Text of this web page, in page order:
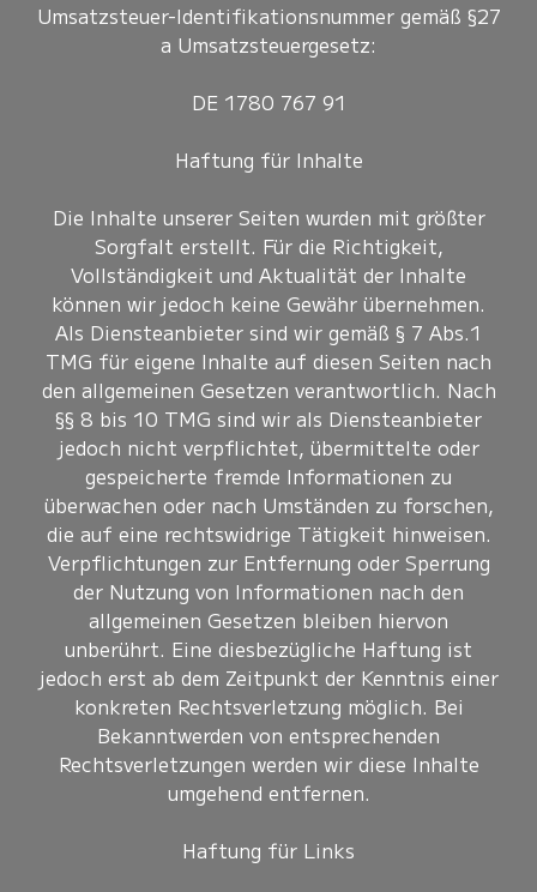
Umsatzsteuer-Identifikationsnummer gemäß §27
a Umsatzsteuergesetz:
DE 1780 767 91
Haftung für Inhalte
Die Inhalte unserer Seiten wurden mit größter
Sorgfalt erstellt. Für die Richtigkeit,
Vollständigkeit und Aktualität der Inhalte
können wir jedoch keine Gewähr übernehmen.
Als Diensteanbieter sind wir gemäß § 7 Abs.1
TMG für eigene Inhalte auf diesen Seiten nach
den allgemeinen Gesetzen verantwortlich. Nach
§§ 8 bis 10 TMG sind wir als Diensteanbieter
jedoch nicht verpflichtet, übermittelte oder
gespeicherte fremde Informationen zu
überwachen oder nach Umständen zu forschen,
die auf eine rechtswidrige Tätigkeit hinweisen.
Verpflichtungen zur Entfernung oder Sperrung
der Nutzung von Informationen nach den
allgemeinen Gesetzen bleiben hiervon
unberührt. Eine diesbezügliche Haftung ist
jedoch erst ab dem Zeitpunkt der Kenntnis einer
konkreten Rechtsverletzung möglich. Bei
Bekanntwerden von entsprechenden
Rechtsverletzungen werden wir diese Inhalte
umgehend entfernen.
Haftung für Links